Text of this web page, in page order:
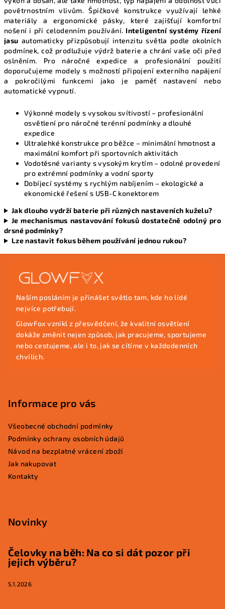
i
s
u
povětrnostním vlivům. Špičkové konstrukce využívají lehké
materiály a ergonomické pásky, které zajišťují komfortní
nošení i při celodenním používání. Inteligentní systémy řízení
jasu automaticky přizpůsobují intenzitu světla podle okolních
podmínek, což prodlužuje výdrž baterie a chrání vaše oči před
oslněním. Pro náročné expedice a profesionální použití
doporučujeme modely s možností připojení externího napájení
a pokročilými funkcemi jako je paměť nastavení nebo
automatické vypnutí.
Výkonné modely s vysokou svítivostí – profesionální
osvětlení pro náročné terénní podmínky a dlouhé
expedice
Ultralehké konstrukce pro běžce – minimální hmotnost a
maximální komfort při sportovních aktivitách
Vodotěsné varianty s vysokým krytím – odolné provedení
pro extrémní podmínky a vodní sporty
Dobíjecí systémy s rychlým nabíjením – ekologické a
ekonomické řešení s USB-C konektorem
Jak dlouho vydrží baterie při různých nastaveních kuželu?
Je mechanismus nastavování fokusů dostatečně odolný pro
drsné podmínky?
Lze nastavit fokus během používání jednou rukou?
Naším posláním je přinášet světlo tam, kde ho lidé
nejvíce potřebují.
GlowFox vznikl z přesvědčení, že kvalitní osvětlení
dokáže změnit nejen způsob, jak pracujeme, sportujeme
nebo cestujeme, ale i to, jak se cítíme v každodenních
chvílích.
Informace pro vás
Všeobecné obchodní podmínky
Podmínky ochrany osobních údajů
Návod na bezplatné vrácení zboží
Jak nakupovat
Kontakty
Novinky
Čelovky na běh: Na co si dát pozor při
jejich výběru?
5.1.2026